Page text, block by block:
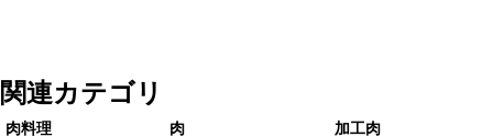
関連カテゴリ
肉料理 肉 加工肉